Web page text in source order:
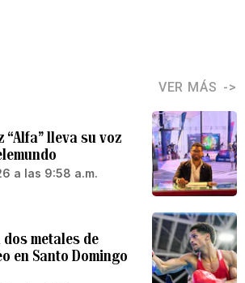
VER MÁS
“Alfa” lleva su voz
a las 9:58 a.m.
metales de
en Santo Domingo